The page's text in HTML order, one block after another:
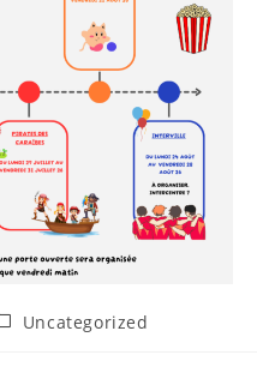
Uncategorized